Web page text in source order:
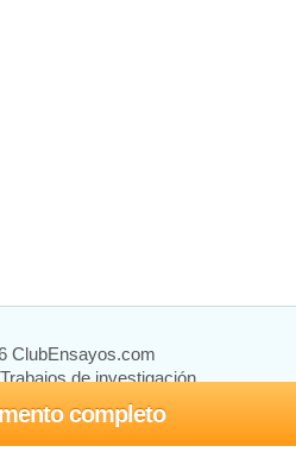
completo
ClubEnsayos.com
de investigación